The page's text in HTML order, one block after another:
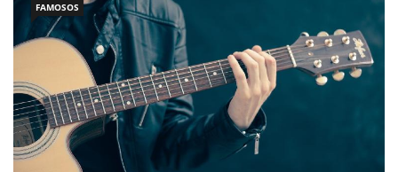
FAMOSOS